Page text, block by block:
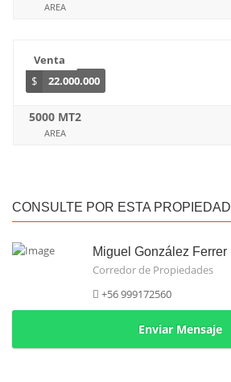
AREA
Venta
$
22.000.000
5000 MT2
AREA
CONSULTE POR ESTA PROPIEDAD
Miguel González Ferrer
Corredor de Propiedades
+56 999172560
Enviar Mensaje